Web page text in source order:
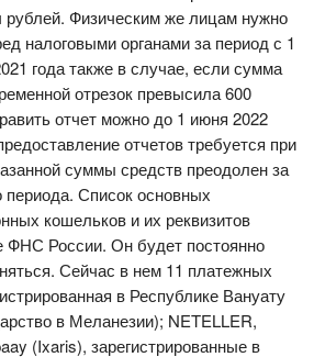
рублей. Физическим же лицам нужно
налоговыми органами за период с 1
года также в случае, если сумма
отрезок превысила 600
отчет можно до 1 июня 2022
отчетов требуется при
суммы средств преодолен за
периода. Список основных
кошельков и их реквизитов
ФНС России. Он будет постоянно
Сейчас в нем 11 платежных
в Республике Вануату
в Меланезии); NETELLER,
(Ixaris), зарегистрированные в